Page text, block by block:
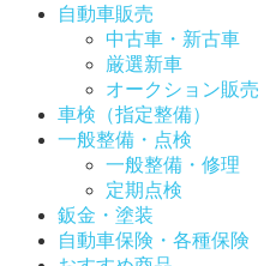
自動車販売
中古車・新古車
厳選新車
オークション販売
車検（指定整備）
一般整備・点検
一般整備・修理
定期点検
鈑金・塗装
自動車保険・各種保険